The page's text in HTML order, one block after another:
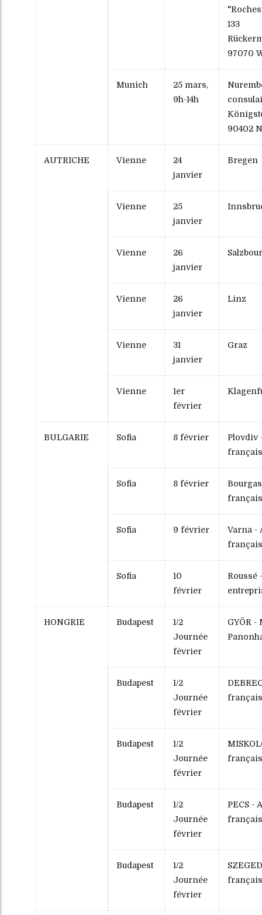
133
97070
Munich
25 mars,
9h-14h
90402
AUTRICHE Vienne
24
janvier
Bregen
Vienne
25
janvier
Vienne
26
janvier
Vienne
26
janvier
Linz
Vienne
31
janvier
Graz
Vienne
1er
février
BULGARIE Sofia 8 février
Plovdiv
Sofia 8 février
Sofia 9 février
Varna -
Sofia
10
février
Roussé
HONGRIE Budapest
1/2
Journée
février
GYÖR -
Budapest
1/2
Journée
février
Budapest
1/2
Journée
février
Budapest
1/2
Journée
février
PECS -
Budapest
1/2
Journée
février